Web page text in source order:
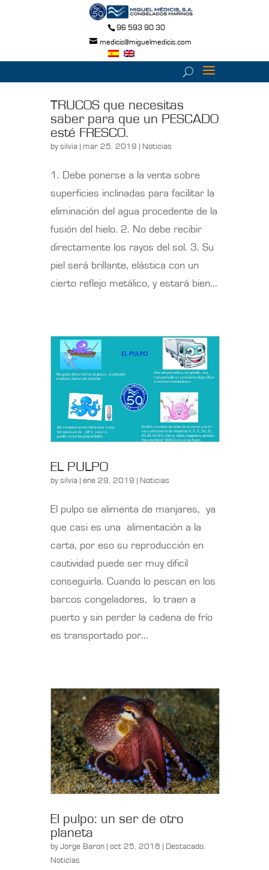
96 593 90 30
medicis@miguelmedicis.com
TRUCOS que necesitas
saber para que un PESCADO
esté FRESCO.
by silvia | mar 25, 2019 | Noticias
1. Debe ponerse a la venta sobre
superficies inclinadas para facilitar la
eliminación del agua procedente de la
fusión del hielo. 2. No debe recibir
directamente los rayos del sol. 3. Su
piel será brillante, elástica con un
cierto reflejo metálico, y estará bien...
EL PULPO
by silvia | ene 29, 2019 | Noticias
El pulpo se alimenta de manjares, ya
que casi es una alimentación a la
carta, por eso su reproducción en
cautividad puede ser muy dificil
conseguirla. Cuando lo pescan en los
barcos congeladores, lo traen a
puerto y sin perder la cadena de frío
es transportado por...
El pulpo: un ser de otro
planeta
by Jorge Baron | oct 25, 2018 | Destacado,
Noticias